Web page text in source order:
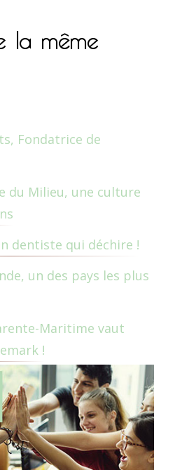
la même
Fondatrice de
du Milieu, une culture
dentiste qui déchire !
un des pays les plus
Maritime vaut
!